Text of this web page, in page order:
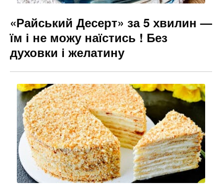
«Райський Десерт» за 5 хвилин —
їм і не можу наїстись ! Без
духовки і желатину